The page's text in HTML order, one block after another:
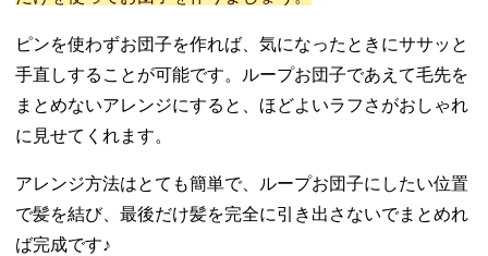
ピンを使わずお団子を作れば、気になったときにササッと
手直しすることが可能です。ループお団子であえて毛先を
まとめないアレンジにすると、ほどよいラフさがおしゃれ
に見せてくれます。
アレンジ方法はとても簡単で、ループお団子にしたい位置
で髪を結び、最後だけ髪を完全に引き出さないでまとめれ
ば完成です♪